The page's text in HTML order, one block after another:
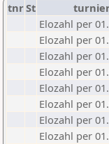
tnrSt
Elozahl per
Elozahl per
Elozahl per
Elozahl per
Elozahl per
Elozahl per
Elozahl per
Elozahl per